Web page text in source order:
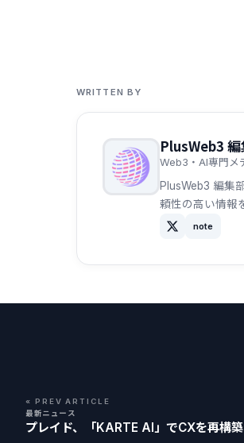
WRITTEN BY
PlusWeb3 編
Web3・AI専門メ
PlusWeb3 編集
頼性の高い情報
note
« PREV ARTICLE
最新ニュース
プレイド、「KARTE AI」でCXを再構